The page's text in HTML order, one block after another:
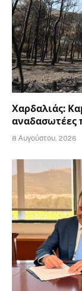
Χαρδαλιάς:
αναδασωτέες
8 Αυγούστου, 2026